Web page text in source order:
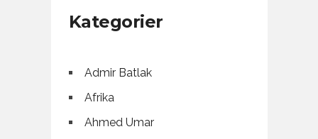
Kategorier
Admir Batlak
Afrika
Ahmed Umar